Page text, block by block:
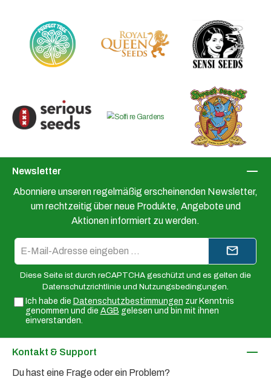
Newsletter
Abonniere unseren regelmäßig erscheinenden Newsletter,
um rechtzeitig über neue Produkte, Angebote und
Aktionen informiert zu werden.
Mail-
Adresse*
Diese Seite ist durch reCAPTCHA geschützt und es gelten die
Datenschutzrichtlinie und Nutzungsbedingungen.
Ich habe die Datenschutzbestimmungen zur Kenntnis
genommen und die AGB gelesen und bin mit ihnen
einverstanden.
Kontakt & Support
Du hast eine Frage oder ein Problem?